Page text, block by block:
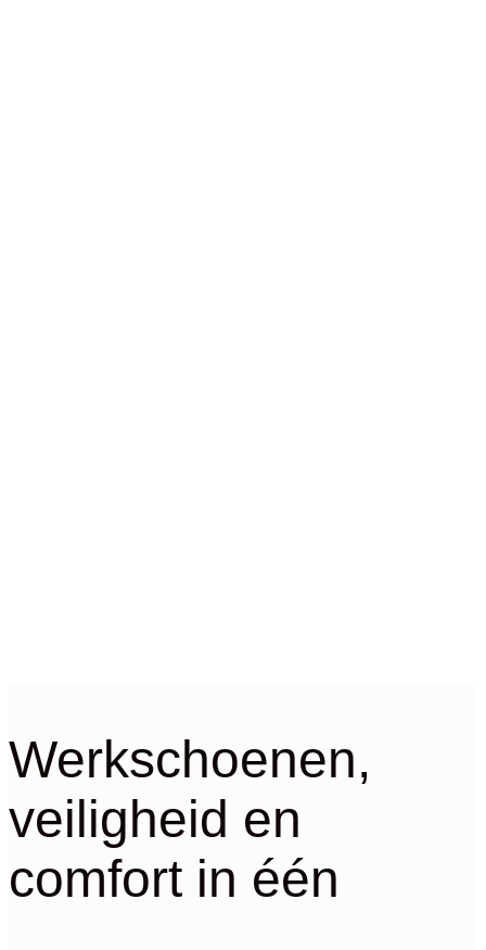
Werkschoenen,
veiligheid en
comfort in één